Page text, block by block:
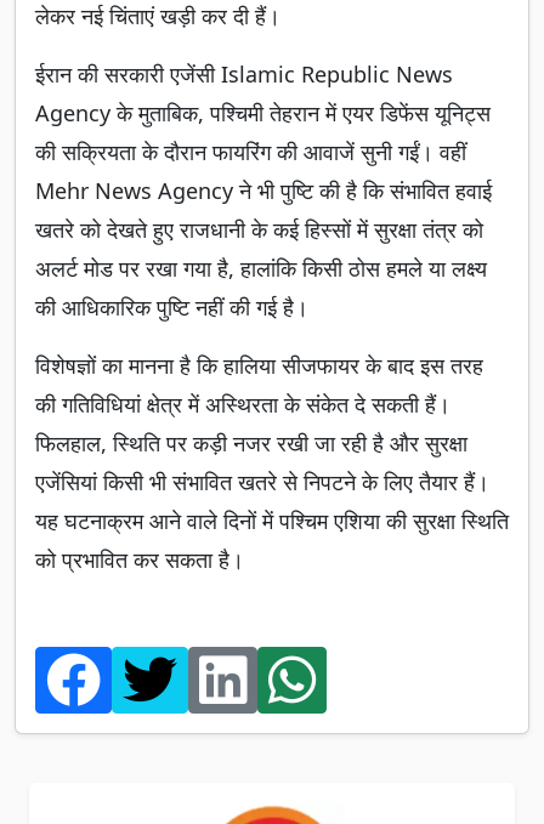
लेकर नई चिंताएं खड़ी कर दी हैं।
ईरान की सरकारी एजेंसी Islamic Republic News
Agency के मुताबिक, पश्चिमी तेहरान में एयर डिफेंस यूनिट्स
की सक्रियता के दौरान फायरिंग की आवाजें सुनी गईं। वहीं
Mehr News Agency ने भी पुष्टि की है कि संभावित हवाई
खतरे को देखते हुए राजधानी के कई हिस्सों में सुरक्षा तंत्र को
अलर्ट मोड पर रखा गया है, हालांकि किसी ठोस हमले या लक्ष्य
की आधिकारिक पुष्टि नहीं की गई है।
विशेषज्ञों का मानना है कि हालिया सीजफायर के बाद इस तरह
की गतिविधियां क्षेत्र में अस्थिरता के संकेत दे सकती हैं।
फिलहाल, स्थिति पर कड़ी नजर रखी जा रही है और सुरक्षा
एजेंसियां किसी भी संभावित खतरे से निपटने के लिए तैयार हैं।
यह घटनाक्रम आने वाले दिनों में पश्चिम एशिया की सुरक्षा स्थिति
को प्रभावित कर सकता है।